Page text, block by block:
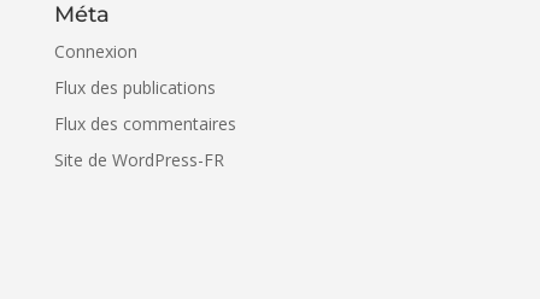
Méta
Connexion
Flux des publications
Flux des commentaires
Site de WordPress-FR